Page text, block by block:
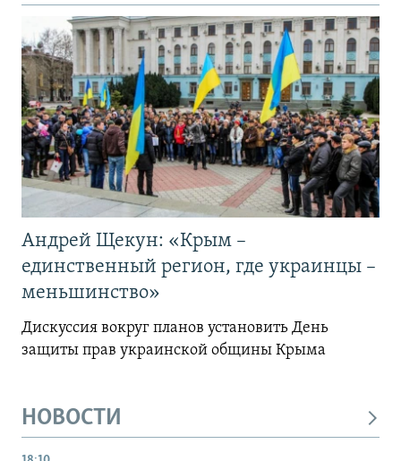
Андрей Щекун: «Крым –
единственный регион, где украинцы –
меньшинство»
Дискуссия вокруг планов установить День
защиты прав украинской общины Крыма
НОВОСТИ